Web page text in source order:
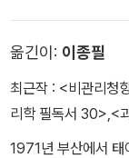
옮긴이: 이종필
최근작 : <비관리청
리학 필독서 30> <
1971년 부산에서 태